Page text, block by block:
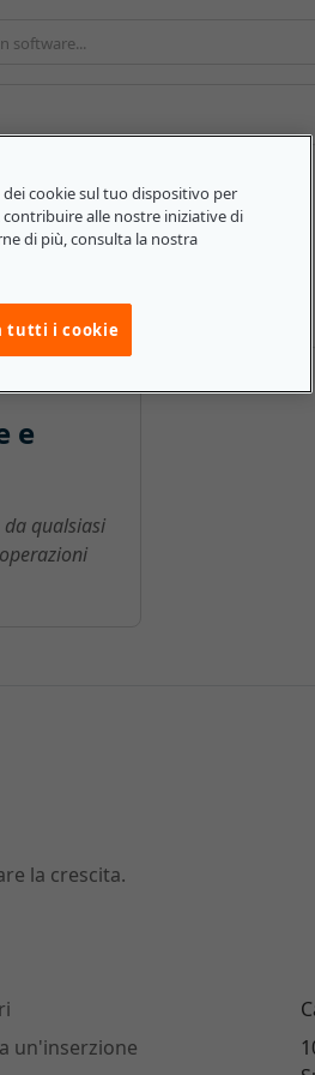
la pubblicità
con le
e
qualsiasi
la crescita.
un'inserzione
cookie sul tuo dispositivo per
alle nostre iniziative di
di più, consulta la nostra
tutti i cookie